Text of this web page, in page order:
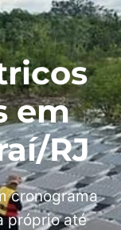
em
RJ
cronograma
próprio até